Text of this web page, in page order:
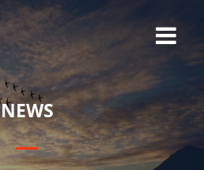
NEWS